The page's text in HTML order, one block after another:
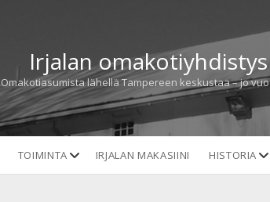
Irjalan
Omakotiasumista lähellä Tampereen keskustaa – jo
TOIMINTA open IRJALAN MAKASIINI HISTORIA